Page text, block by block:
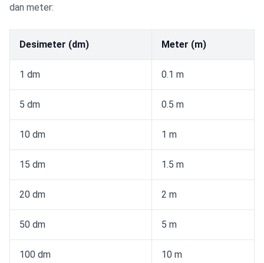
dan meter:
Desimeter (dm) Meter (m)
1 dm 0.1 m
5 dm 0.5 m
10 dm 1 m
15 dm 1.5 m
20 dm 2 m
50 dm 5 m
100 dm 10 m